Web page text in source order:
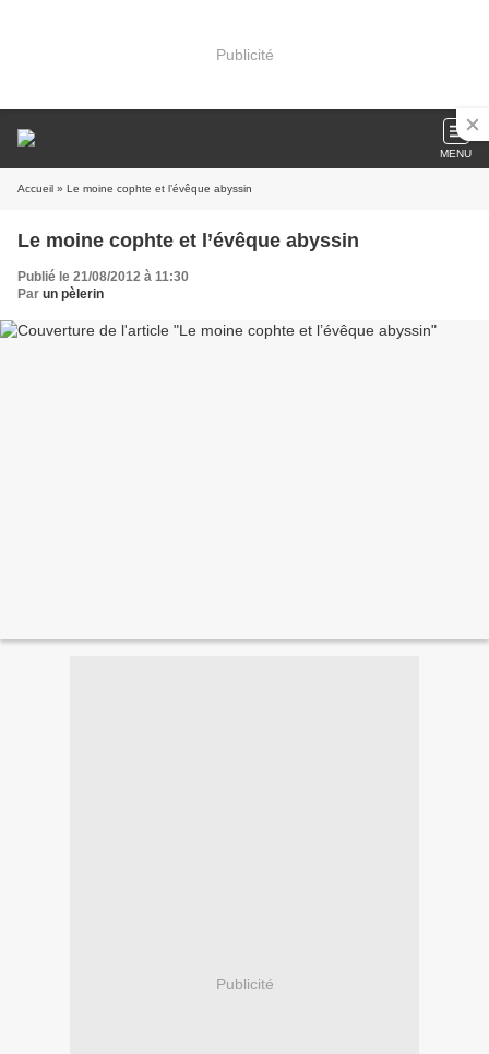
Publicité
MENU
Accueil » Le moine cophte et l’évêque abyssin
Le moine cophte et l’évêque abyssin
Publié le 21/08/2012 à 11:30
Par un pèlerin
Publicité